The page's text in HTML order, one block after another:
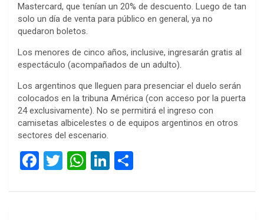
Mastercard, que tenían un 20% de descuento. Luego de tan
solo un día de venta para público en general, ya no
quedaron boletos.
Los menores de cinco años, inclusive, ingresarán gratis al
espectáculo (acompañados de un adulto).
Los argentinos que lleguen para presenciar el duelo serán
colocados en la tribuna América (con acceso por la puerta
24 exclusivamente). No se permitirá el ingreso con
camisetas albicelestes o de equipos argentinos en otros
sectores del escenario.
F
ce
T
tt
W
at
Li
ke m